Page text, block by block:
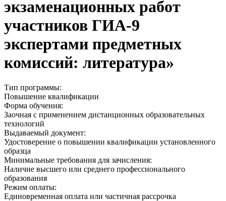
экзаменационных работ
участников ГИА-9
экспертами предметных
комиссий: литература»
Тип программы:
Повышение квалификации
Форма обучения:
Заочная с применением дистанционных образовательных
технологий
Выдаваемый документ:
Удостоверение о повышении квалификации установленного
образца
Минимальные требования для зачисления:
Наличие высшего или среднего профессионального
образования
Режим оплаты:
Единовременная оплата или частичная рассрочка